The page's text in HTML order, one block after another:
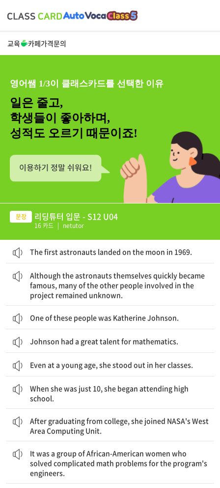
교육 카페가격문의
영어쌤 1/3이 클래스카드를 선택한 이유
일은 줄고,
학생들이 좋아하며,
성적도 오르기 때문이죠!
리딩튜터 입문 - S12 U04
16 카드 | netutor
The first astronauts landed on the moon in 1969.
Although the astronauts themselves quickly became
famous, many of the other people involved in the
project remained unknown.
One of these people was Katherine Johnson.
Johnson had a great talent for mathematics.
Even at a young age, she stood out in her classes.
When she was just 10, she began attending high
school.
After graduating from college, she joined NASA's West
Area Computing Unit.
It was a group of African-American women who
solved complicated math problems for the program's
engineers.